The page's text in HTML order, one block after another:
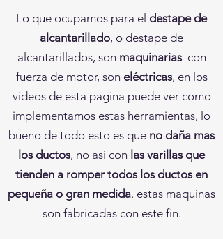
Lo que ocupamos para el destape de
alcantarillado, o destape de
alcantarillados, son maquinariascon
fuerza de motor, son eléctricas, en los
videos de esta pagina puede ver como
implementamos estas herramientas, lo
bueno de todo esto es que no daña mas
los ductos, no así con las varillas que
tienden a romper todos los ductos en
pequeña o gran medida. estas maquinas
son fabricadas con este fin.